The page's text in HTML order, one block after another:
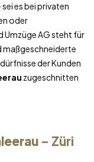
es bei privaten
oder
Umzüge AG steht für
maßgeschneiderte
der Kunden
zugeschnitten
– Züri